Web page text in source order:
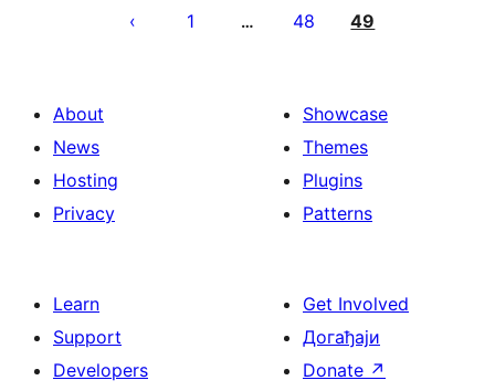
чланака
1 … 48 49
About
News
Hosting
Privacy
Showcase
Themes
Plugins
Patterns
Learn
Support
Developers
Get Involved
Догађаји
Donate ↗